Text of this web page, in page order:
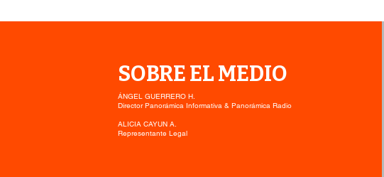
SOBRE EL MEDIO
ÁNGEL GUERRERO H.
Director Panorámica Informativa & Panorámica Radio
ALICIA CAYUN A.
Representante Legal